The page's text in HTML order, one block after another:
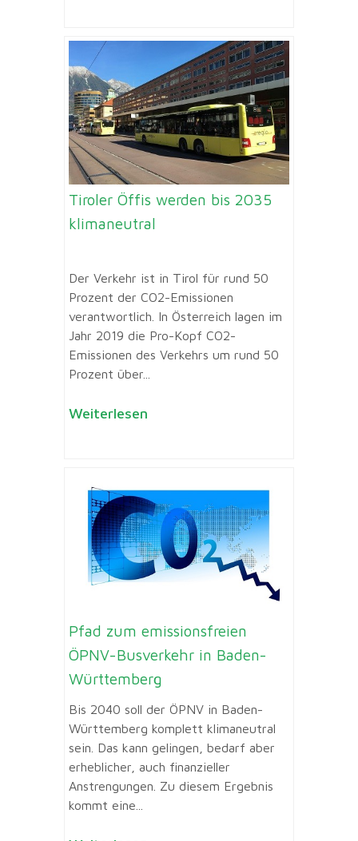
Tiroler Öffis werden bis 2035
klimaneutral
Der Verkehr ist in Tirol für rund 50
Prozent der CO2-Emissionen
verantwortlich. In Österreich lagen im
Jahr 2019 die Pro-Kopf CO2-
Emissionen des Verkehrs um rund 50
Prozent über...
Weiterlesen
Pfad zum emissionsfreien
ÖPNV-Busverkehr in Baden-
Württemberg
Bis 2040 soll der ÖPNV in Baden-
Württemberg komplett klimaneutral
sein. Das kann gelingen, bedarf aber
erheblicher, auch finanzieller
Anstrengungen. Zu diesem Ergebnis
kommt eine...